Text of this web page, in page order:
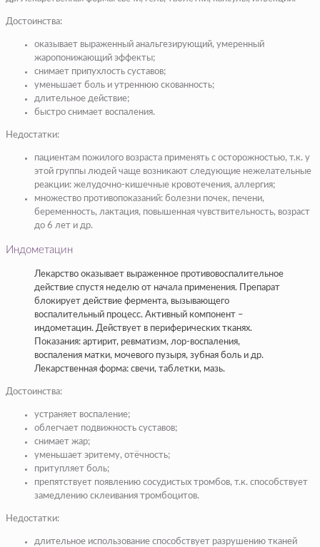
Достоинства:
оказывает выраженный анальгезирующий, умеренный
жаропонижающий эффекты;
снимает припухлость суставов;
уменьшает боль и утреннюю скованность;
длительное действие;
быстро снимает воспаления.
Недостатки:
пациентам пожилого возраста применять с осторожностью, т.к. у
этой группы людей чаще возникают следующие нежелательные
реакции: желудочно-кишечные кровотечения, аллергия;
множество противопоказаний: болезни почек, печени,
беременность, лактация, повышенная чувствительность, возраст
до 6 лет и др.
Индометацин
Лекарство оказывает выраженное противовоспалительное
действие спустя неделю от начала применения. Препарат
блокирует действие фермента, вызывающего
воспалительный процесс. Активный компонент –
индометацин. Действует в периферических тканях.
Показания: артирит, ревматизм, лор-воспаления,
воспаления матки, мочевого пузыря, зубная боль и др.
Лекарственная форма: свечи, таблетки, мазь.
Достоинства:
устраняет воспаление;
облегчает подвижность суставов;
снимает жар;
уменьшает эритему, отёчность;
притупляет боль;
препятствует появлению сосудистых тромбов, т.к. способствует
замедлению склеивания тромбоцитов.
Недостатки:
длительное использование способствует разрушению тканей